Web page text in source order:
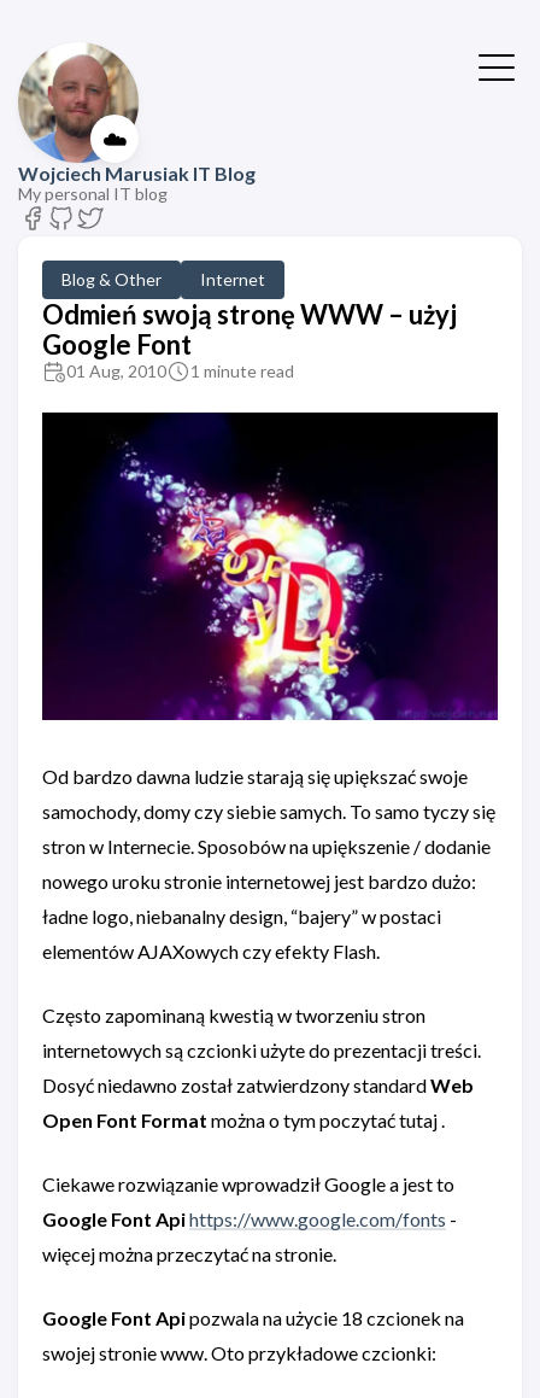
☁️
Wojciech Marusiak IT Blog
My personal IT blog
Blog & Other Internet
Odmień swoją stronę WWW – użyj
Google Font
01 Aug, 2010 1 minute read
Od bardzo dawna ludzie starają się upiększać swoje
samochody, domy czy siebie samych. To samo tyczy się
stron w Internecie. Sposobów na upiększenie / dodanie
nowego uroku stronie internetowej jest bardzo dużo:
ładne logo, niebanalny design, “bajery” w postaci
elementów AJAXowych czy efekty Flash.
Często zapominaną kwestią w tworzeniu stron
internetowych są czcionki użyte do prezentacji treści.
Dosyć niedawno został zatwierdzony standardWeb
Open Font Format można o tym poczytać tutaj .
Ciekawe rozwiązanie wprowadził Google a jest to
Google Font Apihttps://www.google.com/fonts -
więcej można przeczytać na stronie.
Google Font Apipozwala na użycie 18 czcionek na
swojej stronie www. Oto przykładowe czcionki: